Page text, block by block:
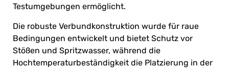
Testumgebungen ermöglicht.
Die robuste Verbundkonstruktion wurde für raue
Bedingungen entwickelt und bietet Schutz vor
Stößen und Spritzwasser, während die
Hochtemperaturbeständigkeit die Platzierung in der